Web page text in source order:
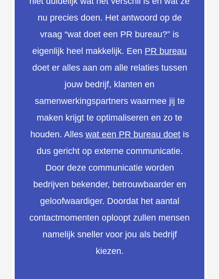
nu precies doen. Het antwoord op de
vraag “wat doet een PR bureau?” is
eigenlijk heel makkelijk. Een PR bureau
doet er alles aan om alle relaties tussen
jouw bedrijf, klanten en
samenwerkingspartners waarmee jij te
maken krijgt te optimaliseren en zo te
houden. Alles wat een PR bureau doetis
dus gericht op externe communicatie.
Door deze communicatie worden
bedrijven bekender, betrouwbaarder en
geloofwaardiger. Doordat het aantal
contactmomenten oploopt zullen mensen
namelijk sneller voor jou als bedrijf
kiezen.